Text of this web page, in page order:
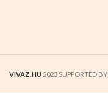
VIVAZ.HU 2023 SUPPORTED BY